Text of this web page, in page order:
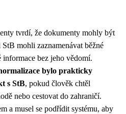
tvrdí, že dokumenty mohly být
mohli zaznamenávat běžné
bez jeho vědomí.
bylo prakticky
s StB, pokud člověk chtěl
nebo cestovat do zahraničí.
a musel se podřídit systému, aby